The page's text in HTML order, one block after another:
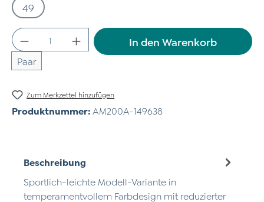
49
Produkt Anzahl: Gib den gewünschten
Paar
In den Warenkorb
Zum Merkzettel hinzufügen
Produktnummer: AM200A-149638
Beschreibung
Sportlich-leichte Modell-Variante in
temperamentvollem Farbdesign mit reduzierter